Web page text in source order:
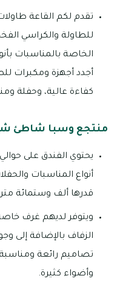
تقدم لكم القاعة
للطاولة والكراسي
الخاصة بالمناسبات
أجدد أجهزة ومكبرات
كفاءة عالية، وحفلة
منتجع وسبا شاطئ
يحتوي الفندق على
أنواع المناسبات
قدرها ألف وستمائة
ويتوفر لديهم غرف
الزفاف بالإضافة إلى
تصاميم رائعة
وأضواء كثيرة.